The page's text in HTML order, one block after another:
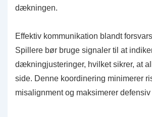
dækningen.
Effektiv kommunikation blandt
Spillere bør bruge signaler til at
dækningjusteringer, hvilket sikrer, at
side. Denne koordinering minimerer
misalignment og maksimerer defensiv